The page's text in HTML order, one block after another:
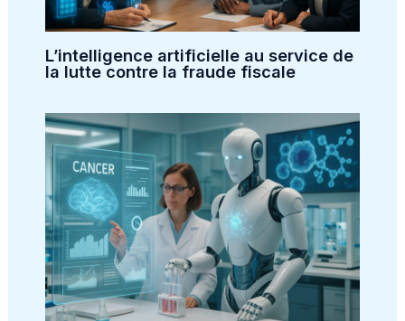
L’intelligence artificielle au service de
la lutte contre la fraude fiscale